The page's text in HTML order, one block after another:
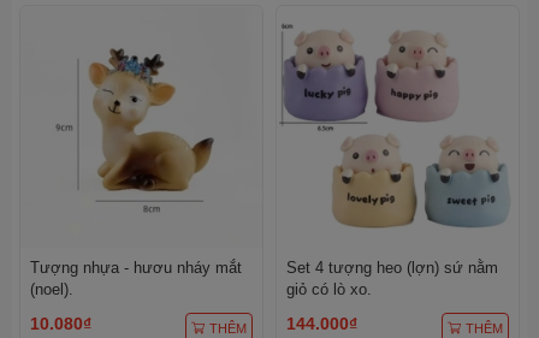
Tượng nhựa - hươu nháy mắt
(noel).
10.080₫ THÊM
Set 4 tượng heo (lợn) sứ nằm
giỏ có lò xo.
144.000₫ THÊM